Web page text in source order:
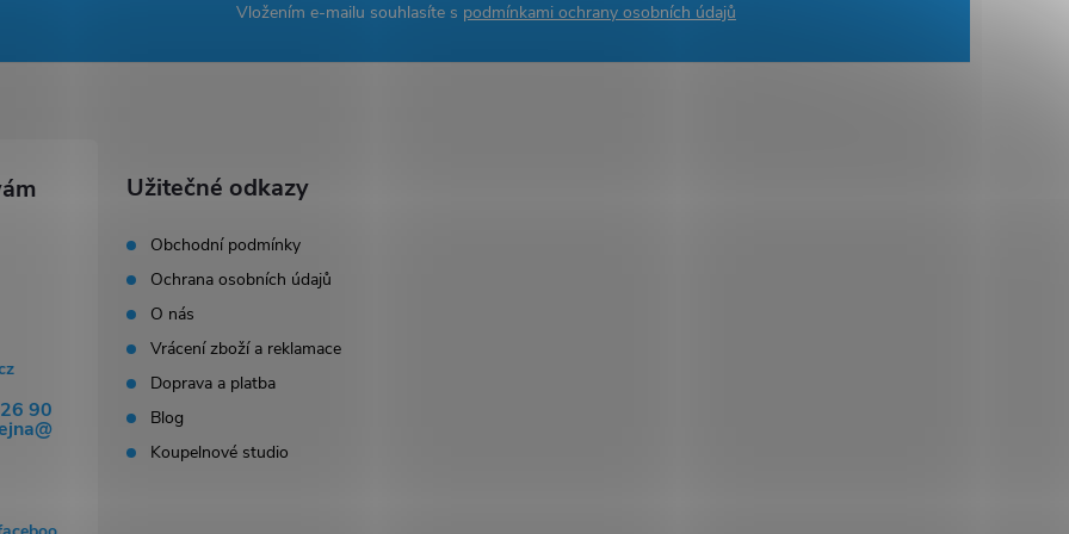
Vložením e-mailu souhlasíte s podmínkami ochrany osobních údajů
90
Užitečné odkazy
Obchodní podmínky
Ochrana osobních údajů
O nás
Vrácení zboží a reklamace
Doprava a platba
Blog
Koupelnové studio